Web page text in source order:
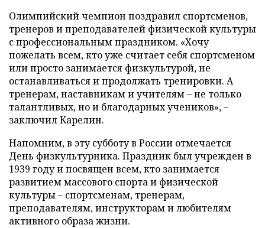
Олимпийский чемпион поздравил спортсменов,
тренеров и преподавателей физической культуры
с профессиональным праздником. «Хочу
пожелать всем, кто уже считает себя спортсменом
или просто занимается физкультурой, не
останавливаться и продолжать тренировки. А
тренерам, наставникам и учителям – не только
талантливых, но и благодарных учеников», –
заключил Карелин.
Напомним, в эту субботу в России отмечается
День физкультурника. Праздник был учрежден в
1939 году и посвящен всем, кто занимается
развитием массового спорта и физической
культуры – спортсменам, тренерам,
преподавателям, инструкторам и любителям
активного образа жизни.